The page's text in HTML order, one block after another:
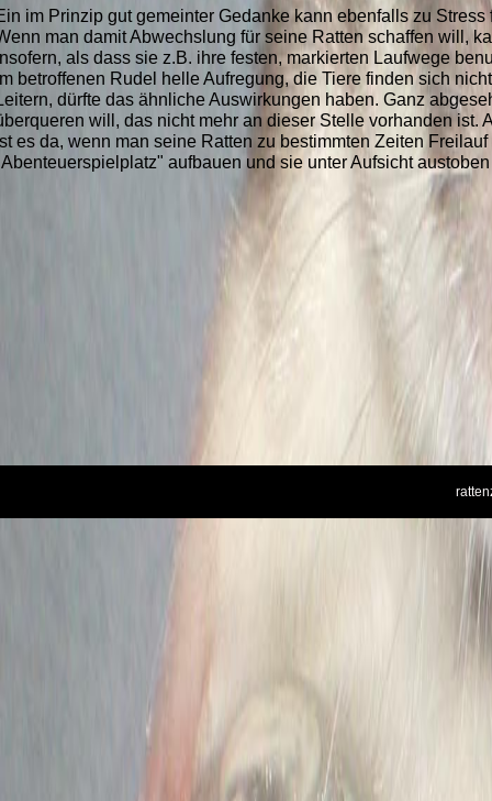
im Prinzip gut gemeinter Gedanke kann ebenfalls zu
man damit Abwechslung für seine Ratten schaffen will,
als dass sie z.B. ihre festen, markierten Laufwege
betroffenen Rudel helle Aufregung, die Tiere finden sich
dürfte das ähnliche Auswirkungen haben. Ganz
will, das nicht mehr an dieser Stelle vorhanden
es da, wenn man seine Ratten zu bestimmten Zeiten
aufbauen und sie unter Aufsicht